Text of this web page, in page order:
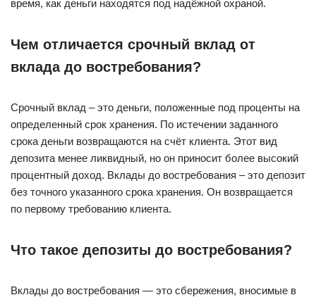
время, как деньги находятся под надёжной охраной.
Чем отличается срочный вклад от
вклада до востребования?
Срочный вклад – это деньги, положенные под проценты на
определенный срок хранения. По истечении заданного
срока деньги возвращаются на счёт клиента. Этот вид
депозита менее ликвидный, но он приносит более высокий
процентный доход. Вклады до востребования – это депозит
без точного указанного срока хранения. Он возвращается
по первому требованию клиента.
Что такое депозиты до востребования?
Вклады до востребования — это сбережения, вносимые в